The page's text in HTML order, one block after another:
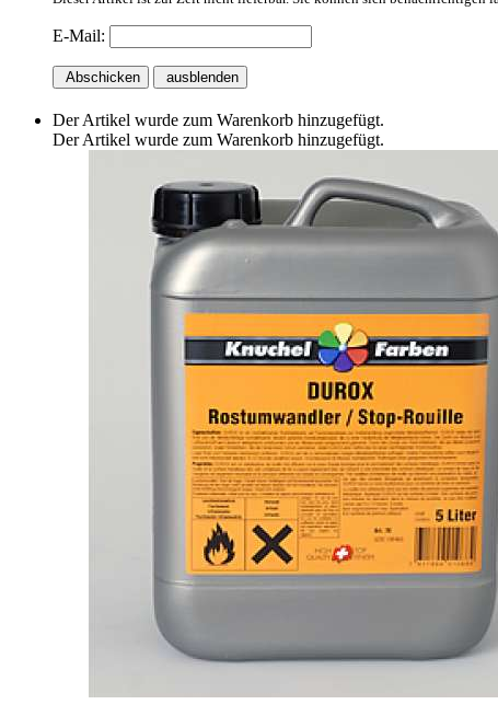
E-Mail:
Abschicken ausblenden
Der Artikel wurde zum Warenkorb hinzugefügt.
Der Artikel wurde zum Warenkorb hinzugefügt.